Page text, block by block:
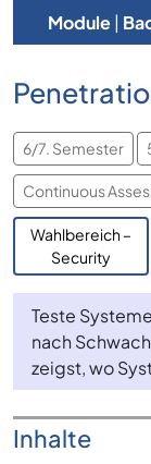
Module|
6/7. Semester
Continuous
Wahlbereich –
Security
Teste
nach
zeigst, wo
Inhalte